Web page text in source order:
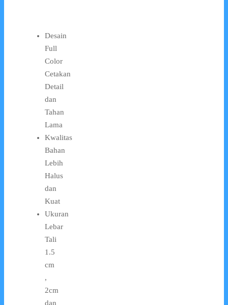
Desain
Full
Color
Cetakan
Detail
dan
Tahan
Lama
Kwalitas
Bahan
Lebih
Halus
dan
Kuat
Ukuran
Lebar
Tali
1.5
cm
,
2cm
dan